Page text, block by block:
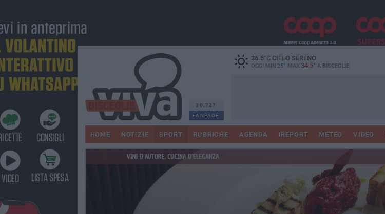
30.727
FANPAGE
36.5°CCIELO SERENO
OGGI MIN 25° MAX 34.5° A BISCEGLIE
HOME NOTIZIE SPORT RUBRICHE AGENDA IREPORT METEO VIDEO